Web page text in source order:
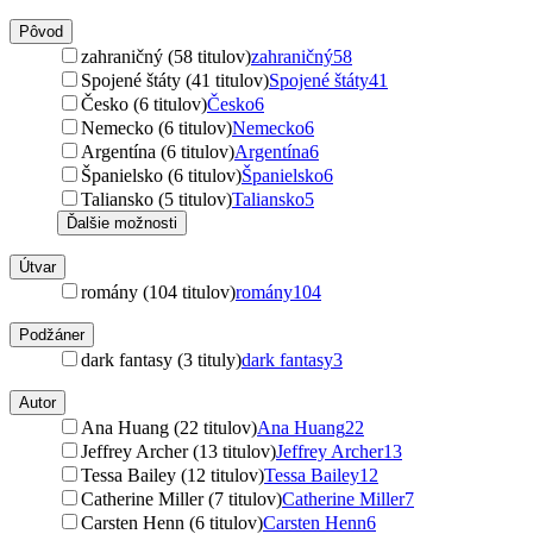
Pôvod
zahraničný (58 titulov)zahraničný58
Spojené štáty (41 titulov)Spojené štáty41
Česko (6 titulov)Česko6
Nemecko (6 titulov)Nemecko6
Argentína (6 titulov)Argentína6
Španielsko (6 titulov)Španielsko6
Taliansko (5 titulov)Taliansko5
Ďalšie možnosti
Útvar
romány (104 titulov)romány104
Podžáner
dark fantasy (3 tituly)dark fantasy3
Autor
Ana Huang (22 titulov)Ana Huang22
Jeffrey Archer (13 titulov)Jeffrey Archer13
Tessa Bailey (12 titulov)Tessa Bailey12
Catherine Miller (7 titulov)Catherine Miller7
Carsten Henn (6 titulov)Carsten Henn6